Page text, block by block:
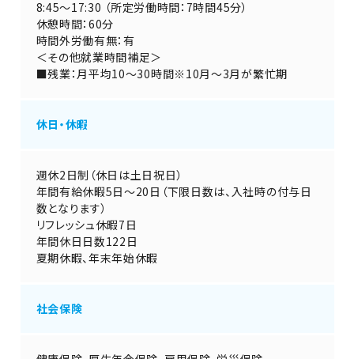
8:45～17:30 （所定労働時間：7時間45分）
休憩時間：60分
時間外労働有無：有
＜その他就業時間補足＞
■残業：月平均10～30時間※10月～3月が繁忙期
休日・休暇
週休2日制（休日は土日祝日）
年間有給休暇5日～20日（下限日数は、入社時の付与日
数となります）
リフレッシュ休暇7日
年間休日日数122日
夏期休暇、年末年始休暇
社会保険